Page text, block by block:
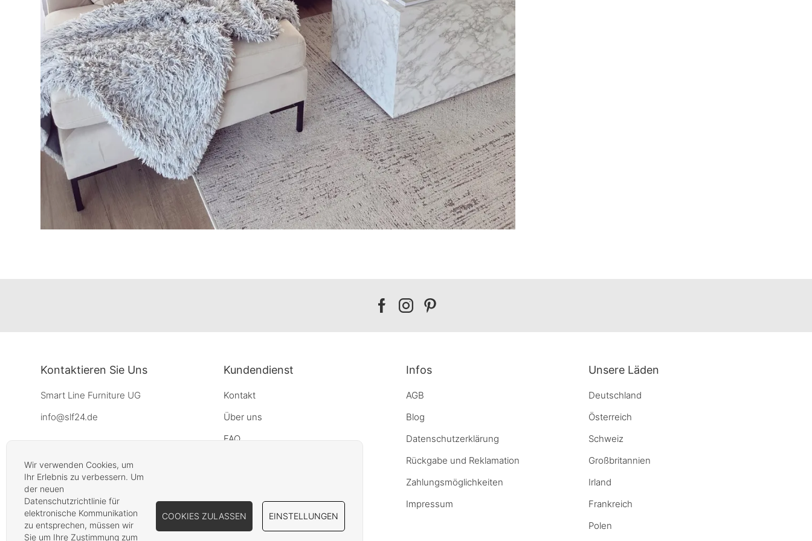
Wir verwenden Cookies, um
Ihr Erlebnis zu verbessern. Um
der neuen
Datenschutzrichtlinie für
elektronische Kommunikation
zu entsprechen, müssen wir
Sie um Ihre Zustimmung zum
COOKIES ZULASSEN EINSTELLUNGEN
Our
Our
Our
Kontaktieren Sie Uns
Smart Line Furniture UG
info@slf24.de
Kundendienst
Kontakt
Über uns
FAQ
Partner-Bereich
Infos
AGB
Blog
Datenschutzerklärung
Rückgabe und Reklamation
Zahlungsmöglichkeiten
Impressum
Unsere Läden
Deutschland
Österreich
Schweiz
Großbritannien
Irland
Frankreich
Polen